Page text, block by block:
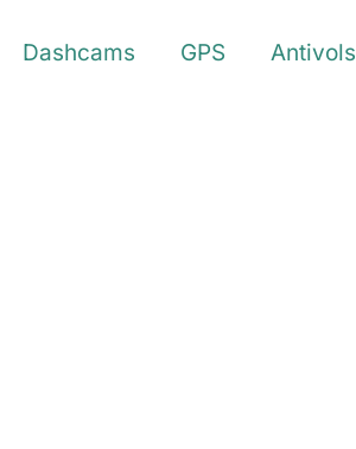
Dashcams GPS
Antivols